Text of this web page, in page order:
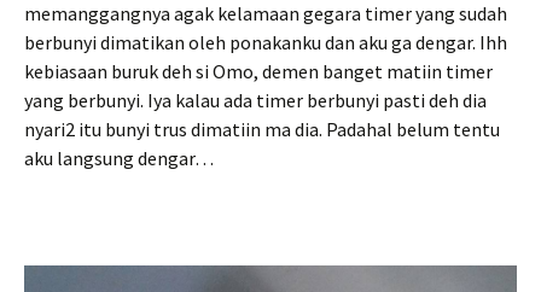
memanggangnya agak kelamaan gegara timer yang sudah
berbunyi dimatikan oleh ponakanku dan aku ga dengar. Ihh
kebiasaan buruk deh si Omo, demen banget matiin timer
yang berbunyi. Iya kalau ada timer berbunyi pasti deh dia
nyari2 itu bunyi trus dimatiin ma dia. Padahal belum tentu
aku langsung dengar…